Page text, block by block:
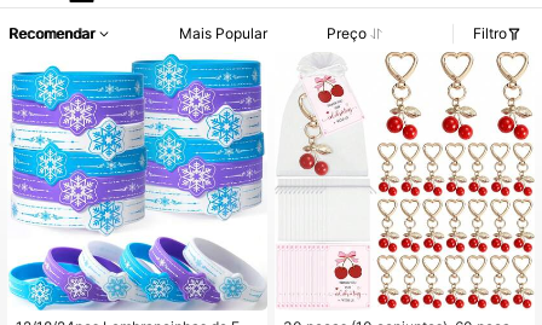
Recomendar Mais Popular Preço Filtro